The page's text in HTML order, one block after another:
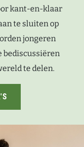
kant-en-klaar
te sluiten op
jongeren
bediscussiëren
te delen.